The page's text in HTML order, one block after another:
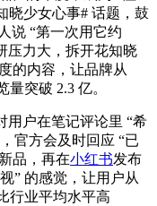
晓少女心事# 话题，鼓
说 “第一次用它约
压力大，拆开花知晓
的内容，让品牌从
突破 2.3 亿。
用户在笔记评论里 “希
官方会及时回应 “已
品，再在小红书发布
” 的感觉，让用户从
行业平均水平高